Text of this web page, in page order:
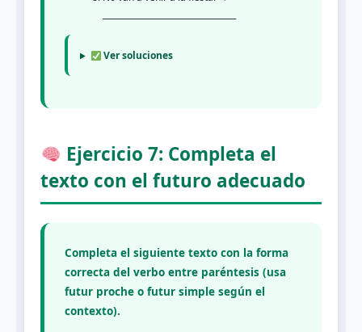
Ver soluciones
Ejercicio 7: Completa el
texto con el futuro adecuado
Completa el siguiente texto con la forma
correcta del verbo entre paréntesis (usa
futur proche o futur simple según el
contexto).